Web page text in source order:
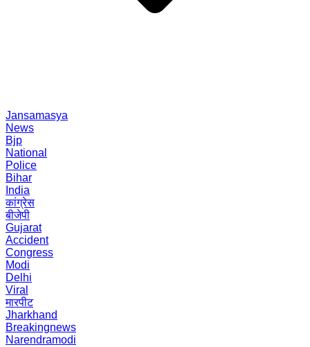
Jansamasya
News
Bjp
National
Police
Bihar
India
कांग्रेस
बीजेपी
Gujarat
Accident
Congress
Modi
Delhi
Viral
मारपीट
Jharkhand
Breakingnews
Narendramodi